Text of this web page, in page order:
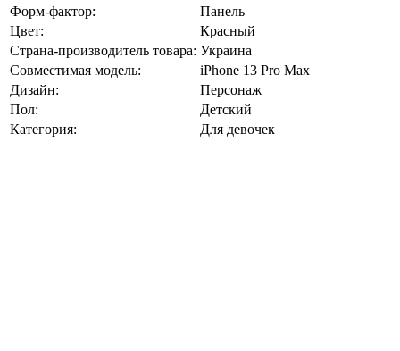
Форм-фактор:
Панель
Цвет:
Красный
Страна-производитель товара: Украина
Совместимая модель:
iPhone 13 Pro Max
Дизайн:
Персонаж
Пол:
Детский
Категория:
Для девочек